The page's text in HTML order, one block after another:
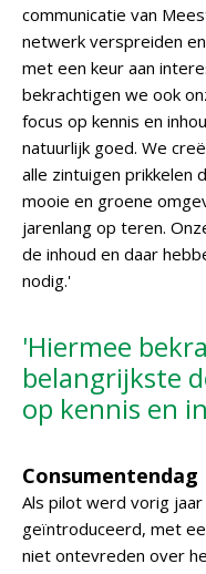
communicatie van
netwerk verspreiden
met een keur aan
bekrachtigen we ook
focus op kennis en
natuurlijk goed. We
alle zintuigen prikkelen
mooie en groene
jarenlang op teren.
de inhoud en daar
nodig.'
'Hiermee
belangrijkste
op kennis en
Consumentendag
Als pilot werd vorig
geïntroduceerd, met
niet ontevreden over